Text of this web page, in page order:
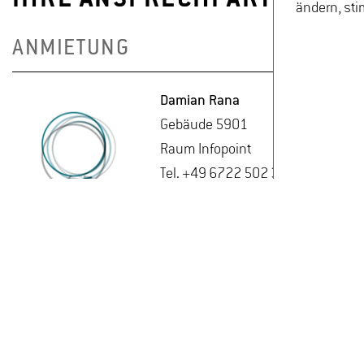
ANMIETUNG
Da­mi­an Rana
Ge­bäu­de 5901
Raum In­fo­point
Tel. +49 6722 502 305
ändern,